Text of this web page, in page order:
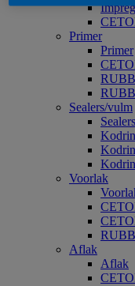
Primer
Primer
Sealers/vulm
Voorlak
Aflak
Aflak